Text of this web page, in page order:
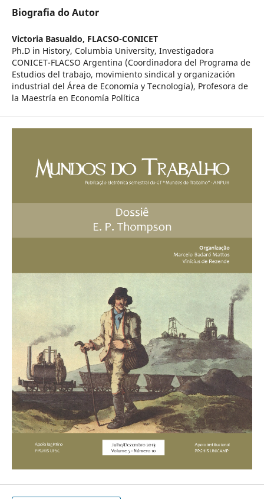
Biografia do Autor
Victoria Basualdo, FLACSO-CONICET
Ph.D in History, Columbia University, Investigadora
CONICET-FLACSO Argentina (Coordinadora del Programa de
Estudios del trabajo, movimiento sindical y organización
industrial del Área de Economía y Tecnología), Profesora de
la Maestría en Economía Política